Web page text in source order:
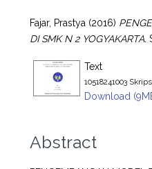
Fajar, Prastya (2016)
DI SMK N 2 YOGYAKARTA.
Text
10518241003
Download
Abstract